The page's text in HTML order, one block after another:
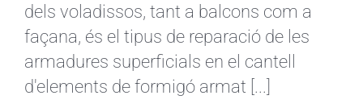
dels voladissos, tant a balcons com a
façana, és el tipus de reparació de les
armadures superficials en el cantell
d'elements de formigó armat [...]